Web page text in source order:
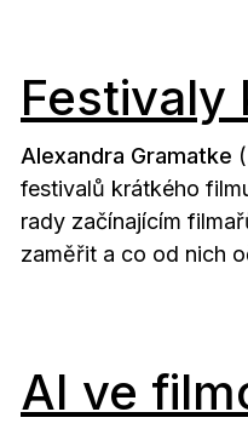
Festivaly
Alexandra Gramatke (
festivalů krátkého
rady začínajícím
zaměřit a co od nich
AI ve